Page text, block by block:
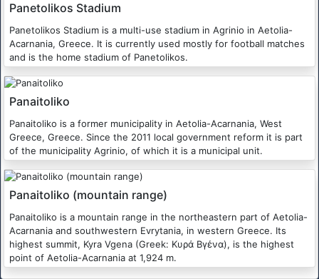
Panetolikos Stadium
Panetolikos Stadium is a multi-use stadium in Agrinio in Aetolia-
Acarnania, Greece. It is currently used mostly for football matches
and is the home stadium of Panetolikos.
Panaitoliko
Panaitoliko is a former municipality in Aetolia-Acarnania, West
Greece, Greece. Since the 2011 local government reform it is part
of the municipality Agrinio, of which it is a municipal unit.
Panaitoliko (mountain range)
Panaitoliko is a mountain range in the northeastern part of Aetolia-
Acarnania and southwestern Evrytania, in western Greece. Its
highest summit, Kyra Vgena (Greek: Κυρά Βγένα), is the highest
point of Aetolia-Acarnania at 1,924 m.